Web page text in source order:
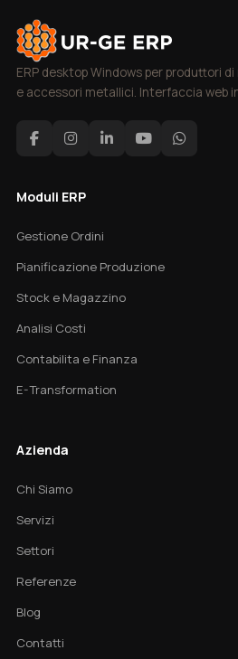
ERP desktop Windows per produttori
e accessori metallici. Interfaccia web
Moduli ERP
Gestione Ordini
Pianificazione Produzione
Stock e Magazzino
Analisi Costi
Contabilita e Finanza
E-Transformation
Azienda
Chi Siamo
Servizi
Settori
Referenze
Blog
Contatti